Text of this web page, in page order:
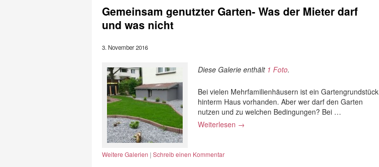
Gemeinsam genutzter Garten- Was der Mieter darf
und was nicht
3. November 2016
Diese Galerie enthält 1 Foto.
Bei vielen Mehrfamilienhäusern ist ein Gartengrundstück
hinterm Haus vorhanden. Aber wer darf den Garten
nutzen und zu welchen Bedingungen? Bei …
Weiterlesen →
Weitere Galerien | Schreib einen Kommentar